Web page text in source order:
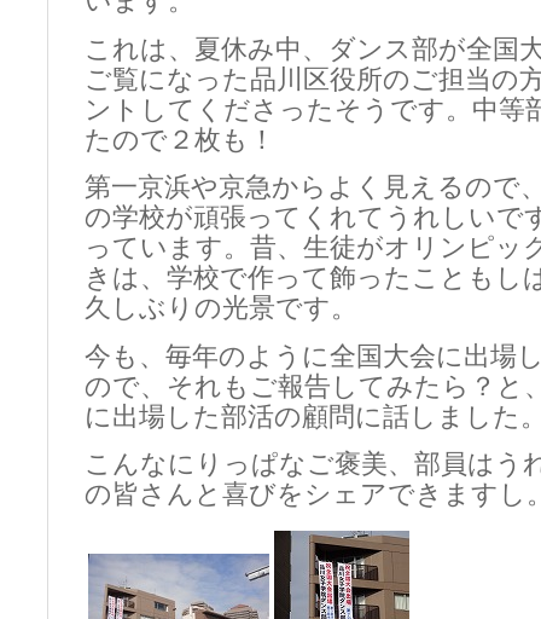
これは、夏休み中、ダンス部が全国
ご覧になった品川区役所のご担当の
ントしてくださったそうです。中等
たので２枚も！
第一京浜や京急からよく見えるので
の学校が頑張ってくれてうれしいで
っています。昔、生徒がオリンピッ
きは、学校で作って飾ったこともし
久しぶりの光景です。
今も、毎年のように全国大会に出場
ので、それもご報告してみたら？と
に出場した部活の顧問に話しました
こんなにりっぱなご褒美、部員はう
の皆さんと喜びをシェアできますし